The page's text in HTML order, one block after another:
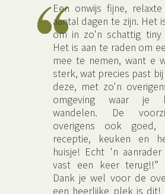
Een onwijs fijne,
aantal dagen te zijn. Het
om in zo'n schattig
Het is aan te raden om
mee te nemen, want e
sterk, wat precies past
deze, met zo'n
omgeving waar je
wandelen. De
overigens ook
receptie, keuken en
huisje! Echt 'n
vast een keer terug!!”
Dank je wel voor de
een heerlijke plek is dit!